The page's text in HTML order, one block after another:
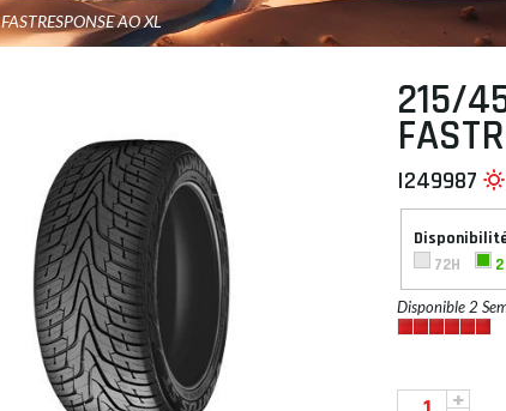
AO XL
À PLAT
215/
I249987
72H
Disponible 2